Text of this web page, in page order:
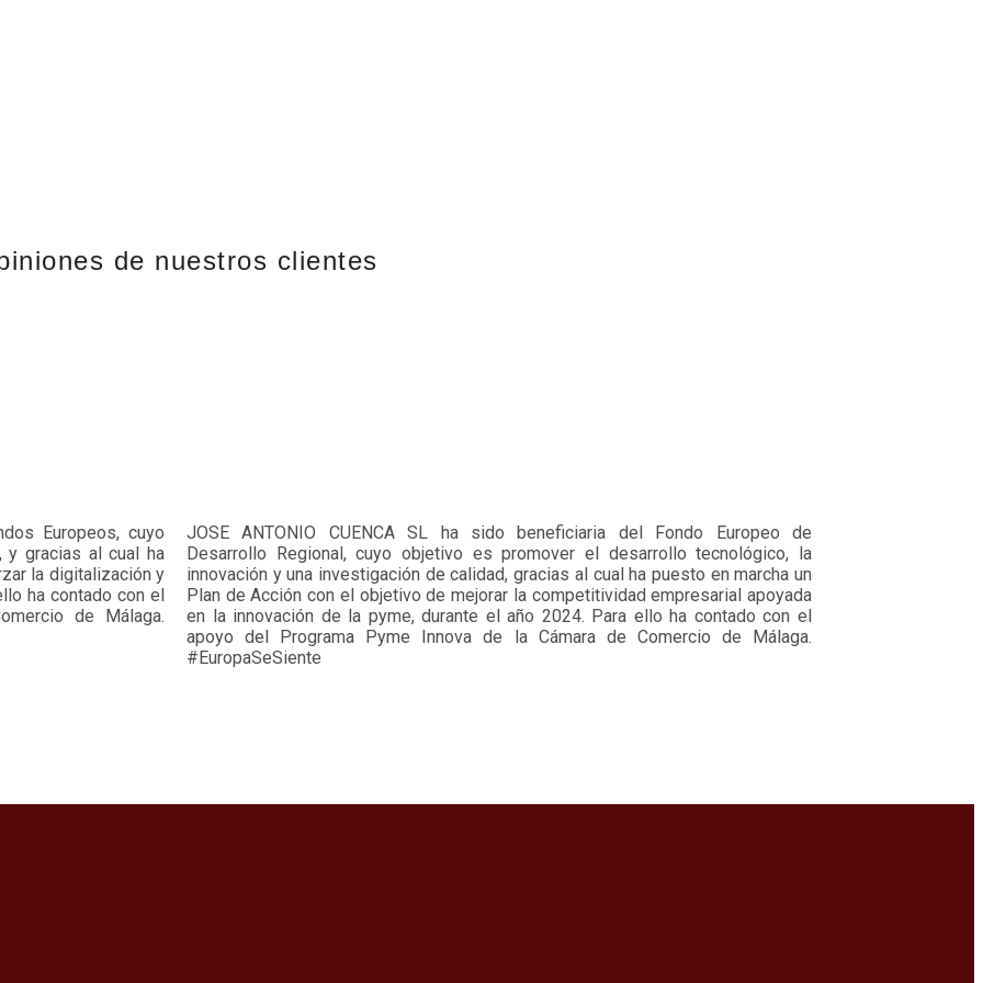
de nuestros clientes
Europeos, cuyo
y gracias al cual ha
la digitalización y
ha contado con el
de Málaga.
JOSE ANTONIO CUENCA SL ha sido beneficiaria del Fondo Europeo de
Desarrollo Regional, cuyo objetivo es promover el desarrollo tecnológico, la
innovación y una investigación de calidad, gracias al cual ha puesto en marcha un
Plan de Acción con el objetivo de mejorar la competitividad empresarial apoyada
en la innovación de la pyme, durante el año 2024. Para ello ha contado con el
apoyo del Programa Pyme Innova de la Cámara de Comercio de Málaga.
#EuropaSeSiente